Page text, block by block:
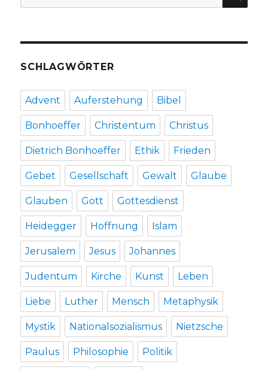
Chmielorz,
nach:
SCHLAGWÖRTER
Advent Auferstehung Bibel
Bonhoeffer Christentum Christus
Dietrich Bonhoeffer Ethik Frieden
Gebet Gesellschaft Gewalt Glaube
Glauben Gott Gottesdienst
Heidegger Hoffnung Islam
Jerusalem Jesus Johannes
Judentum Kirche Kunst Leben
Liebe Luther Mensch Metaphysik
Mystik Nationalsozialismus Nietzsche
Paulus Philosophie Politik